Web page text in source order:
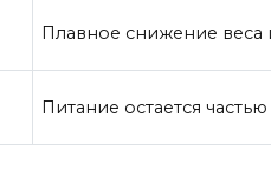
Плавное снижение веса
Питание остается